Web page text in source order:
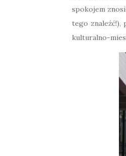
spokojem
tego znaleźć!),
kulturalno-